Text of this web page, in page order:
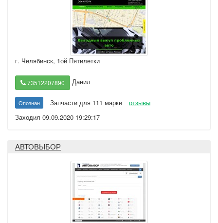
г. Челябинск, 1ой Пятилетки
73512207890 Данил
Опознан Запчасти для 111 марки
отзывы
Заходил 09.09.2020 19:29:17
АВТОВЫБОР